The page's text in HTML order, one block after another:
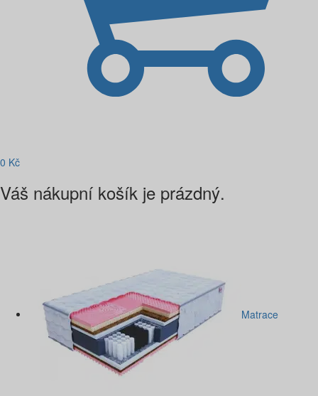
0 Kč
Váš nákupní košík je prázdný.
Matrace